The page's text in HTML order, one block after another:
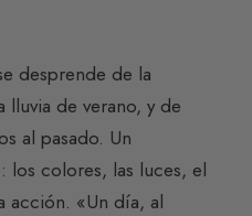
desprende de la
lluvia de verano, y de
al pasado. Un
los colores, las luces, el
acción. «Un día, al